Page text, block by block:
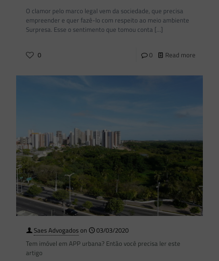
O clamor pelo marco legal vem da sociedade, que precisa
empreender e quer fazê-lo com respeito ao meio ambiente
Surpresa. Esse o sentimento que tomou conta […]
0 0 Read more
Saes Advogadoson
03/03/2020
Tem imóvel em APP urbana? Então você precisa ler este
artigo